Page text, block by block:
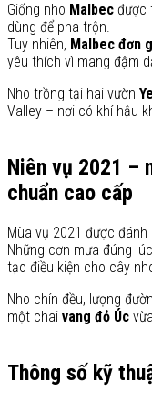
Giống nho Malbec được
dùng để pha trộn.
Tuy nhiên, Malbec đơn
yêu thích vì mang đậm
Nho trồng tại hai vườn
Valley – nơi có khí hậu
Niên vụ 2021 –
chuẩn cao cấp
Mùa vụ 2021 được đánh
Những cơn mưa đúng
tạo điều kiện cho cây
Nho chín đều, lượng
một chai vang đỏ Úc
Thông số kỹ